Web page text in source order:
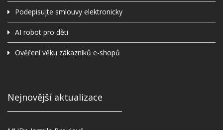
Podepisujte smlouvy elektronicky
AI robot pro děti
Ověření věku zákazníků e-shopů
Nejnovější aktualizace